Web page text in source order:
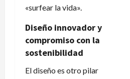
«surfear la vida».
Diseño innovador y
compromiso con la
sostenibilidad
El diseño es otro pilar